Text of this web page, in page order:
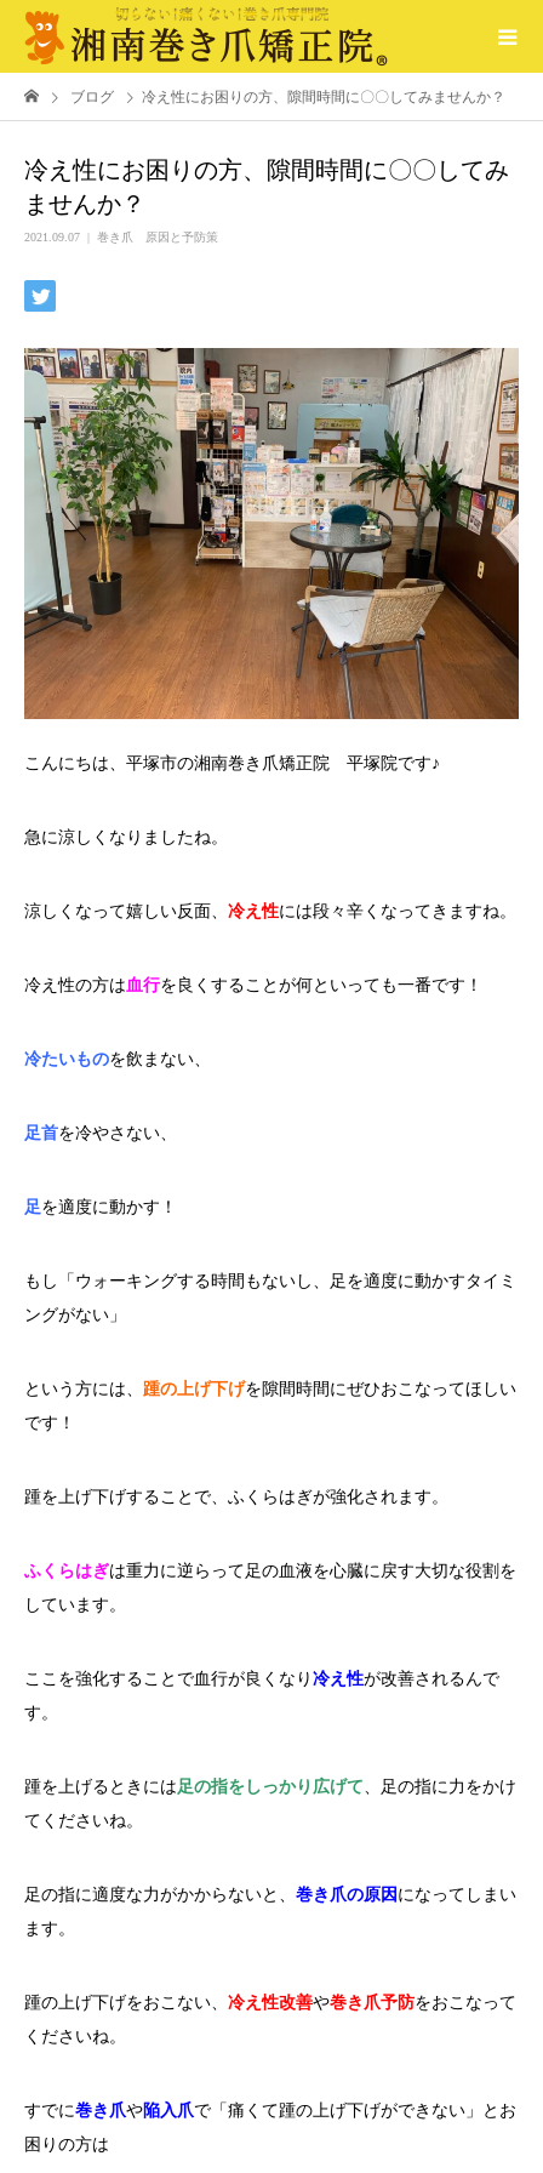
ブログ 冷え性にお困りの方、隙間時間に〇〇してみませんか？
冷え性にお困りの方、隙間時間に〇〇してみ
ませんか？
2021.09.07 巻き爪 原因と予防策
こんにちは、平塚市の湘南巻き爪矯正院 平塚院です♪
急に涼しくなりましたね。
涼しくなって嬉しい反面、 冷え性には段々辛くなってきますね。
冷え性の方は血行を良くすることが何といっても一番です！
冷たいものを飲まない、
足首を冷やさない、
足を適度に動かす！
もし「ウォーキングする時間もないし、足を適度に動かすタイミ
ングがない」
という方には、 踵の上げ下げを隙間時間にぜひおこなってほしい
です！
踵を上げ下げすることで、ふくらはぎが強化されます。
ふくらはぎは重力に逆らって足の血液を心臓に戻す大切な役割を
しています。
ここを強化することで血行が良くなり 冷え性が改善されるんで
す。
踵を上げるときには足の指をしっかり広げて、足の指に力をかけ
てくださいね。
足の指に適度な力がかからないと、 巻き爪の原因 になってしまい
ます。
踵の上げ下げをおこない、 冷え性改善や巻き爪予防をおこなって
くださいね。
すでに巻き爪や陥入爪で「痛くて踵の上げ下げができない」とお
困りの方は